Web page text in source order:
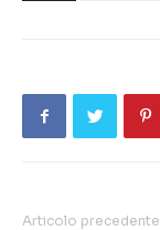
Articolo precedente